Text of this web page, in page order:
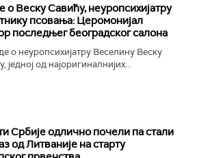
о Веску Савићу, неуропсихијатру
псовања: Церомонијал
последњег београдског салона
о неуропсихијатру Веселину Веску
једној од најоригиналнијих...
Србије одлично почели па стали
од Литваније на старту